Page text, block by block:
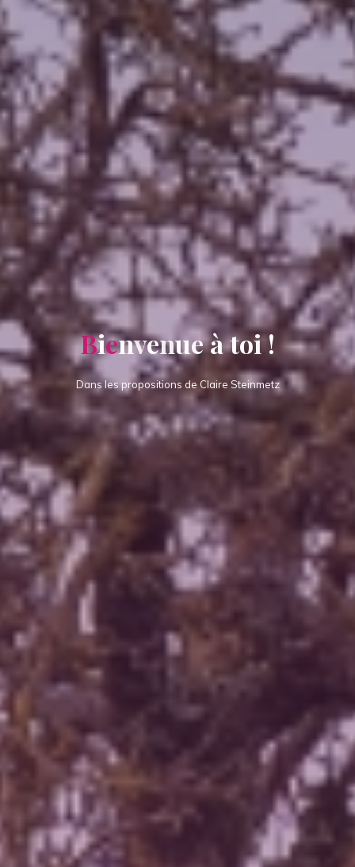
Bienvenueàtoi !
Dans les propositions de Claire Steinmetz